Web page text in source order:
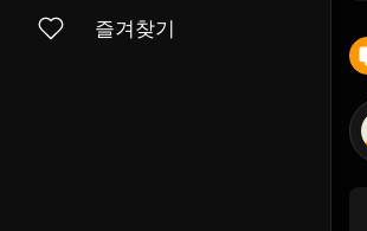
즐겨찾기